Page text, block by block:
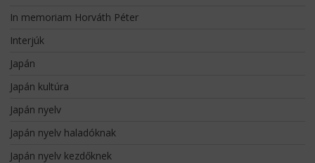
In memoriam Horváth Péter
Interjúk
Japán
Japán kultúra
Japán nyelv
Japán nyelv haladóknak
Japán nyelv kezdőknek